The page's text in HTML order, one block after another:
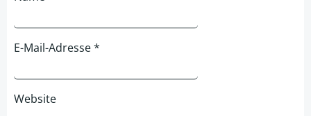
E-Mail-Adresse*
Website